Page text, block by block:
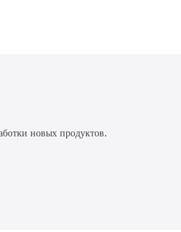
новых продуктов.